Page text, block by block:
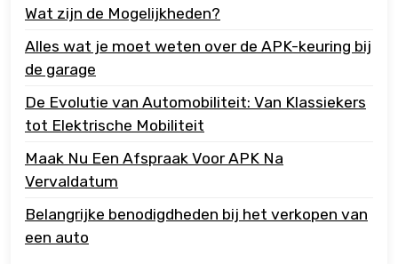
Wat zijn de Mogelijkheden?
Alles wat je moet weten over de APK-keuring bij
de garage
De Evolutie van Automobiliteit: Van Klassiekers
tot Elektrische Mobiliteit
Maak Nu Een Afspraak Voor APK Na
Vervaldatum
Belangrijke benodigdheden bij het verkopen van
een auto